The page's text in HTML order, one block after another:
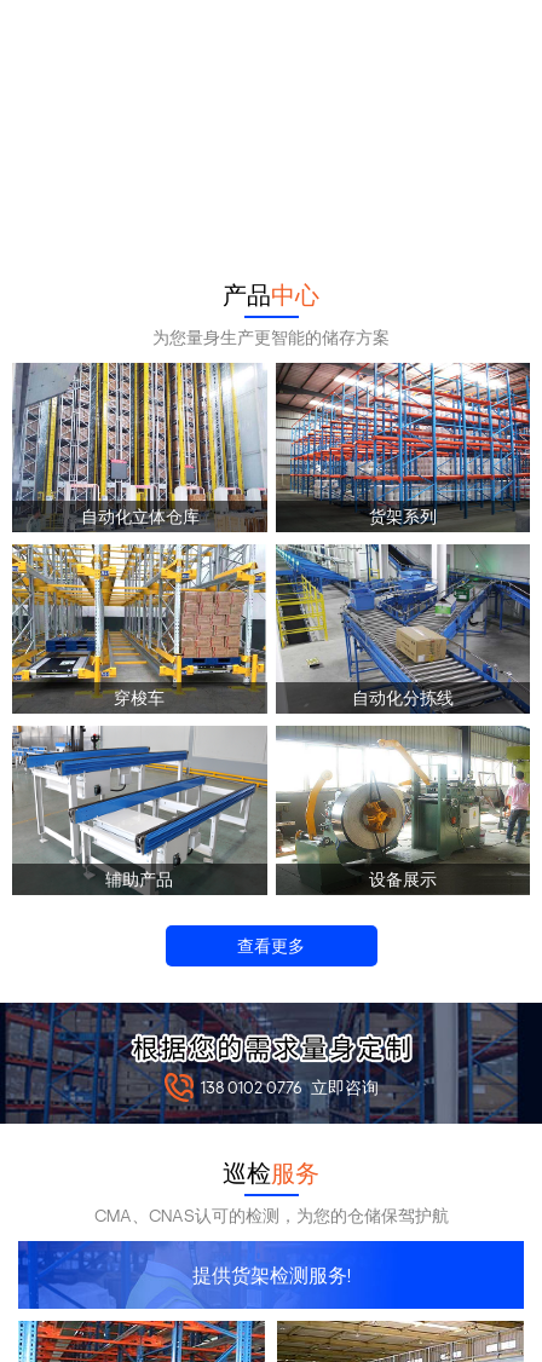
产品中心
为您量身生产更智能的储存方案
自动化立体仓库 货架系列
穿梭车 自动化分拣线
辅助产品 设备展示
查看更多
138 0102 0776 立即咨询
巡检服务
CMA、CNAS认可的检测，为您的仓储保驾护航
提供货架检测服务!